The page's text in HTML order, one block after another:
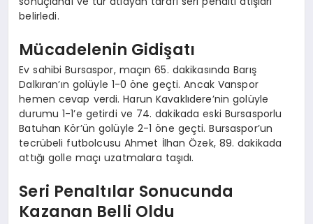
belirledi.
Mücadelenin Gidişatı
Ev sahibi Bursaspor, maçın 65. dakikasında Barış
Dalkıran’ın golüyle 1-0 öne geçti. Ancak Vanspor
hemen cevap verdi. Harun Kavaklıdere’nin golüyle
durumu 1-1’e getirdi ve 74. dakikada eski Bursasporlu
Batuhan Kör’ün golüyle 2-1 öne geçti. Bursaspor’un
tecrübeli futbolcusu Ahmet İlhan Özek, 89. dakikada
attığı golle maçı uzatmalara taşıdı.
Seri Penaltılar Sonucunda
Kazanan Belli Oldu